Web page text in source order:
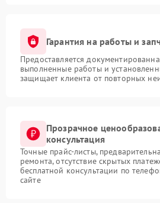
Гарантия на работы и
Предоставляется
выполненные работы и
защищает клиента от повторных
Прозрачное
консультация
Точные прайс-листы,
ремонта, отсутствие скрытых
бесплатной консультации по
сайте